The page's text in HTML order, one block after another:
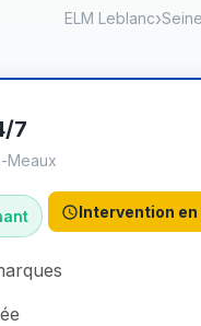
ELM Leblanc
7
Meaux
Intervention